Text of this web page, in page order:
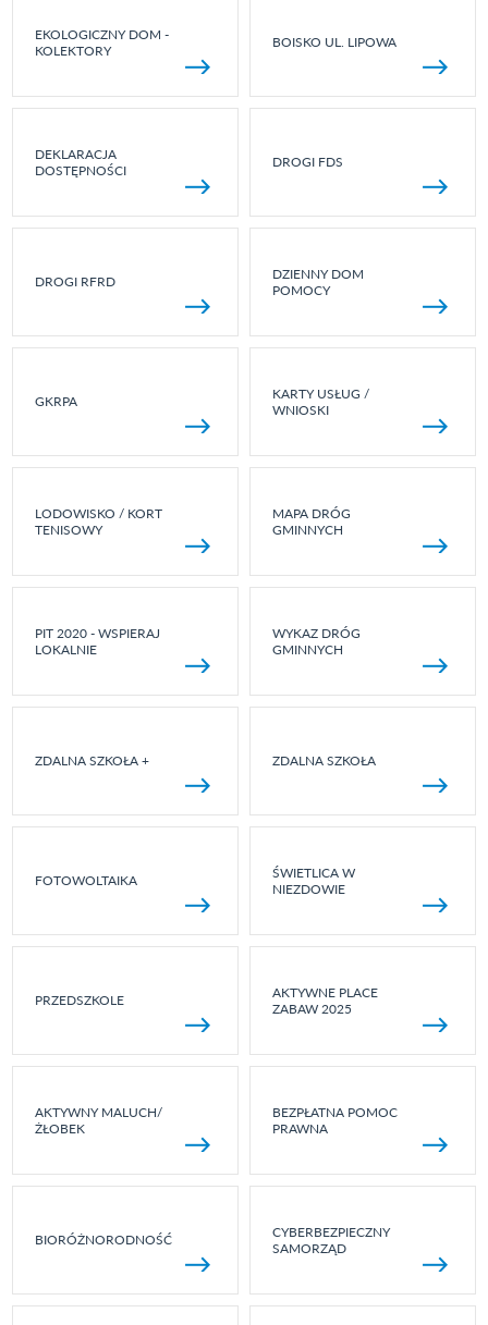
EKOLOGICZNY DOM -
KOLEKTORY
BOISKO UL. LIPOWA
DEKLARACJA
DOSTĘPNOŚCI
DROGI FDS
DROGI RFRD
DZIENNY DOM
POMOCY
GKRPA
KARTY USŁUG /
WNIOSKI
LODOWISKO / KORT
TENISOWY
MAPA DRÓG
GMINNYCH
PIT 2020 - WSPIERAJ
LOKALNIE
WYKAZ DRÓG
GMINNYCH
ZDALNA SZKOŁA + ZDALNA SZKOŁA
FOTOWOLTAIKA
ŚWIETLICA W
NIEZDOWIE
PRZEDSZKOLE
AKTYWNE PLACE
ZABAW 2025
AKTYWNY MALUCH/
ŻŁOBEK
BEZPŁATNA POMOC
PRAWNA
BIORÓŻNORODNOŚĆ
CYBERBEZPIECZNY
SAMORZĄD